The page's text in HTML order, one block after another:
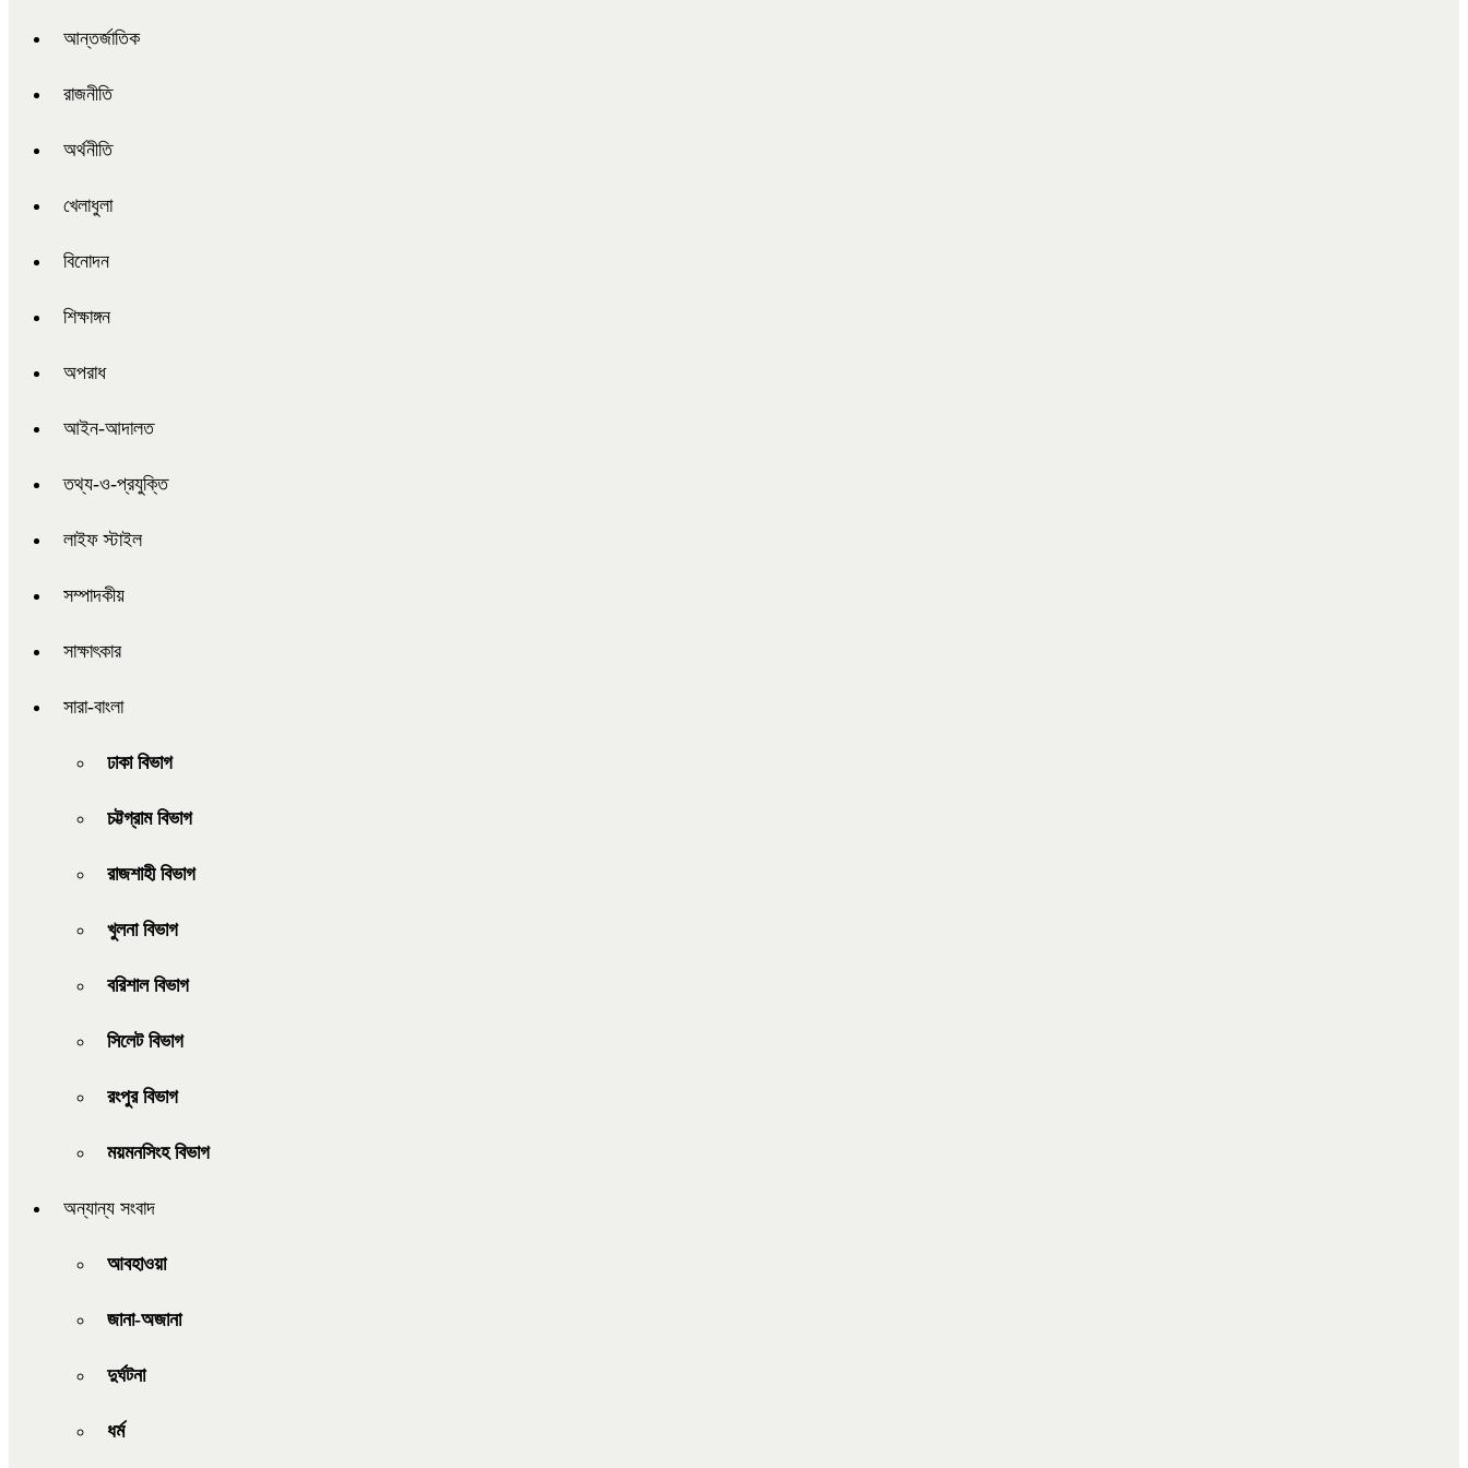
আন্তর্জাতিক
রাজনীতি
অর্থনীতি
খেলাধুলা
বিনোদন
শিক্ষাঙ্গন
অপরাধ
আইন-আদালত
তথ্য-ও-প্রযুক্তি
লাইফ স্টাইল
সম্পাদকীয়
সাক্ষাৎকার
সারা-বাংলা
ঢাকা বিভাগ
চট্টগ্রাম বিভাগ
রাজশাহী বিভাগ
খুলনা বিভাগ
বরিশাল বিভাগ
সিলেট বিভাগ
রংপুর বিভাগ
ময়মনসিংহ বিভাগ
অন্যান্য সংবাদ
আবহাওয়া
জানা-অজানা
দুর্ঘটনা
ধর্ম